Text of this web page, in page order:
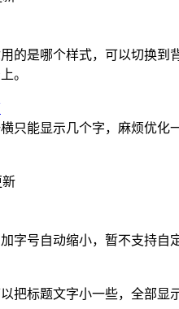
的是哪个样式，可以切换到
。
只能显示几个字，麻烦优化
新
字号自动缩小，暂不支持自
把标题文字小一些，全部显